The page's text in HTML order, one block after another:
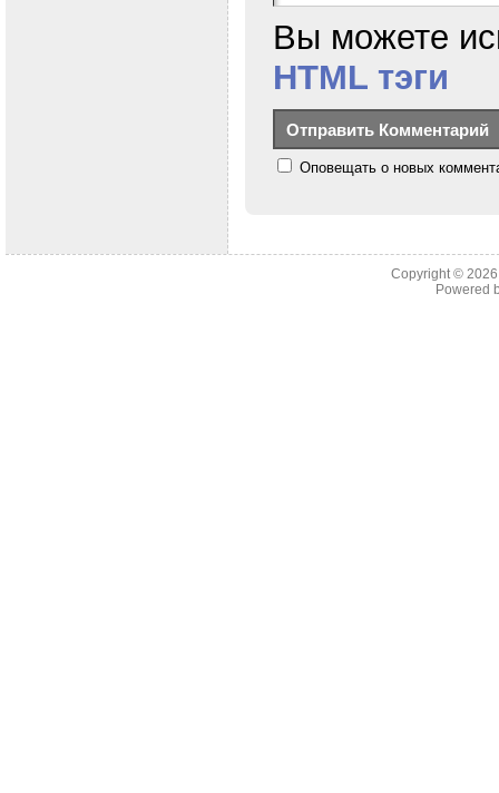
Вы можете
HTML тэги
Оповещать о новых
Copyright ©
Powered